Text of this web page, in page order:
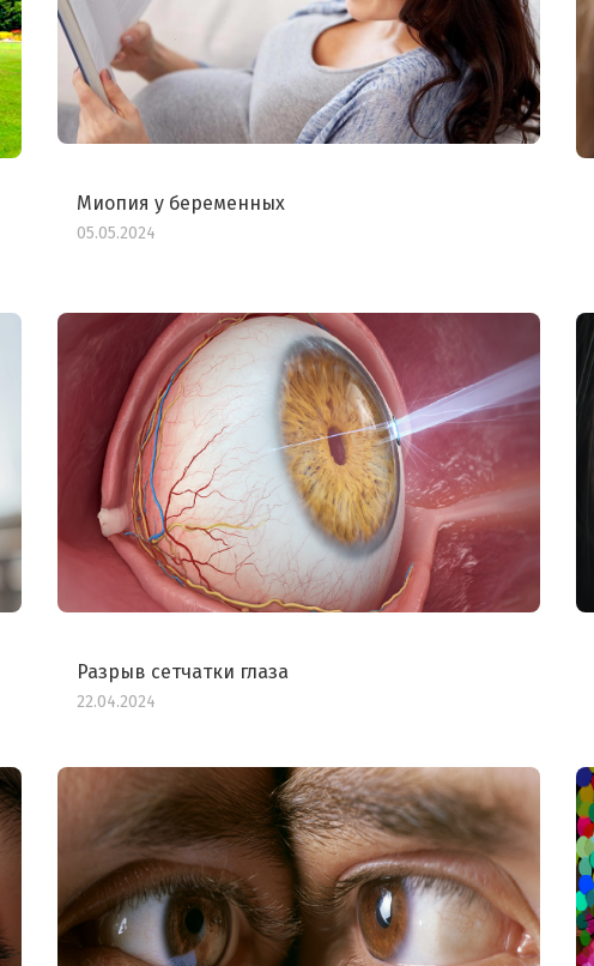
Миопия у беременных
05.05.2024
Разрыв сетчатки глаза
22.04.2024